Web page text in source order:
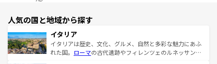
人気の国と地域から探す
イタリア
イタリアは歴史、文化、グルメ、自然と多彩な魅力にあふ
れた国。 ローマの古代遺跡やフィレンツェのルネッサンス